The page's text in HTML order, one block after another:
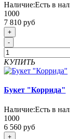
Наличие:Есть в
1000
7 810 руб
+
-
КУПИТЬ
Букет "Коррида"
Наличие:Есть в
1000
6 560 руб
+